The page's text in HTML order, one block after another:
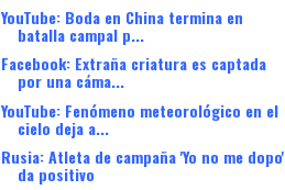
YouTube: Boda en China termina en
batalla campal p...
Facebook: Extraña criatura es captada
por una cáma...
YouTube: Fenómeno meteorológico en el
cielo deja a...
Rusia: Atleta de campaña 'Yo no me dopo'
da positivo